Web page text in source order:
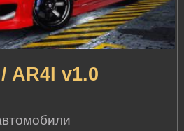
AR4I v1.0